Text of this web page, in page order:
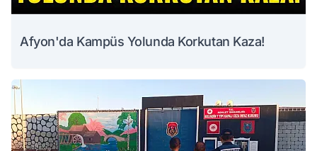
Afyon'da Kampüs Yolunda Korkutan Kaza!